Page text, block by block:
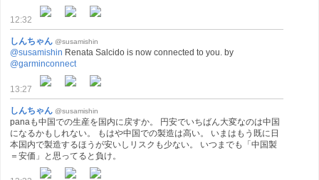
12:32
しんちゃん @susamishin
@susamishin Renata Salcido is now connected to you. by
@garminconnect
13:27
しんちゃん @susamishin
panaも中国での生産を国内に戻すか。 円安でいちばん大変なのは中国
になるかもしれない。 もはや中国での製造は高い。 いまはもう既に日
本国内で製造するほうが安いしリスクも少ない。 いつまでも「中国製
＝安価」と思ってると負け。